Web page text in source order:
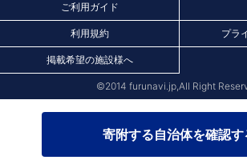
寄附する自治体を確認す
ご利用ガイド
利用規約 プラ
掲載希望の施設様へ
©2014 furunavi.jp,All Right